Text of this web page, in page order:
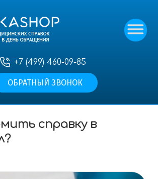
+7 (499) 460-09-85
ОБРАТНЫЙ ЗВОНОК
—Как оформить справку в
справку в